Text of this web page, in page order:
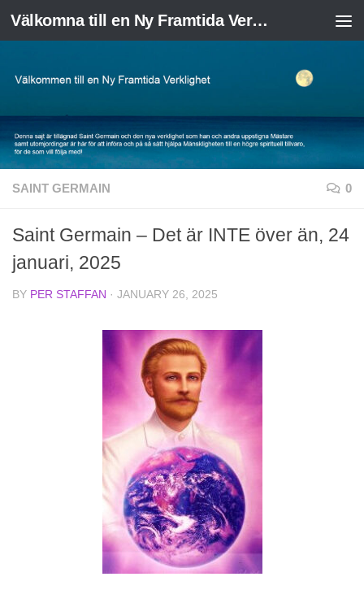
Skip to content Välkomna till en Ny Framtida Verklighet
SAINT GERMAIN 0
Saint Germain – Det är INTE över än, 24
januari, 2025
BY PER STAFFAN · JANUARY 26, 2025